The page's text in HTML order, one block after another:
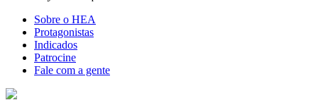
Sobre o HEA
Protagonistas
Indicados
Patrocine
Fale com a gente